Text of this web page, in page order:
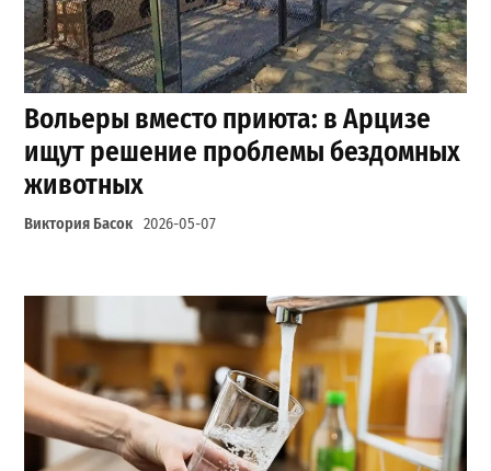
Вольеры вместо приюта: в Арцизе
ищут решение проблемы бездомных
животных
Виктория Басок 2026-05-07